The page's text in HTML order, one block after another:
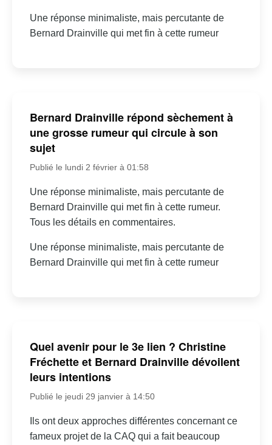
Une réponse minimaliste, mais percutante de
Bernard Drainville qui met fin à cette rumeur
Bernard Drainville répond sèchement à
une grosse rumeur qui circule à son
sujet
Publié le lundi 2 février à 01:58
Une réponse minimaliste, mais percutante de
Bernard Drainville qui met fin à cette rumeur.
Tous les détails en commentaires.
Une réponse minimaliste, mais percutante de
Bernard Drainville qui met fin à cette rumeur
Quel avenir pour le 3e lien ? Christine
Fréchette et Bernard Drainville dévoilent
leurs intentions
Publié le jeudi 29 janvier à 14:50
Ils ont deux approches différentes concernant ce
fameux projet de la CAQ qui a fait beaucoup